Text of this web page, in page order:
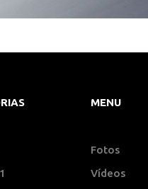
MENU
Fotos
Vídeos